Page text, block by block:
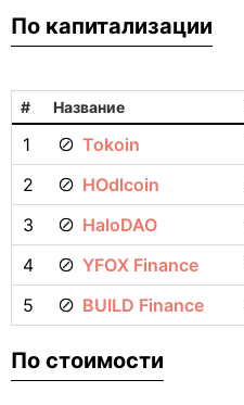
По капитализации
# Название
1 Tokoin
2
HOdlcoin
3
HaloDAO
4
YFOX Finance
5
BUILD Finance
По стоимости